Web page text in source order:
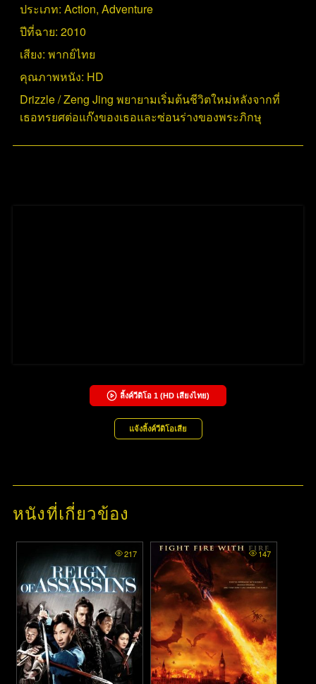
ประเภท: Action, Adventure
ปีที่ฉาย: 2010
เสียง: พากย์ไทย
คุณภาพหนัง: HD
Drizzle / Zeng Jing พยายามเริ่มต้นชีวิตใหม่หลังจากที่
เธอทรยศต่อแก๊งของเธอและซ่อนร่างของพระภิกษุ
ลิ้งค์วีดิโอ1 (HD เสียงไทย)
แจ้งลิ้งค์วีดิโอเสีย
หนังที่เกี่ยวข้อง
217 147